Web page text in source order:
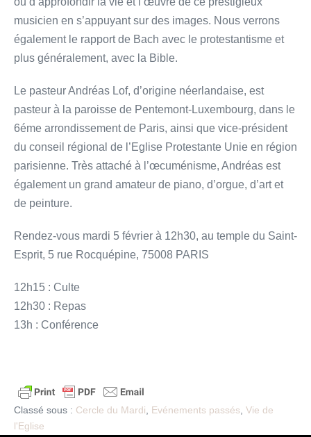
musicien en s’appuyant sur des images. Nous verrons
également le rapport de Bach avec le protestantisme et
plus généralement, avec la Bible.
Le pasteur Andréas Lof, d’origine néerlandaise, est
pasteur à la paroisse de Pentemont-Luxembourg, dans le
6éme arrondissement de Paris, ainsi que vice-président
du conseil régional de l’Eglise Protestante Unie en région
parisienne. Très attaché à l’œcuménisme, Andréas est
également un grand amateur de piano, d’orgue, d’art et
de peinture.
Rendez-vous mardi 5 février à 12h30, au temple du Saint-
Esprit, 5 rue Rocquépine, 75008 PARIS
12h15 : Culte
12h30 : Repas
13h : Conférence
Classé sous : Cercle du Mardi Evénements passés Vie de
l'Eglise